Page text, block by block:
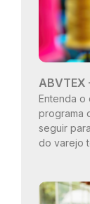
Entenda o
programa
seguir
do varejo